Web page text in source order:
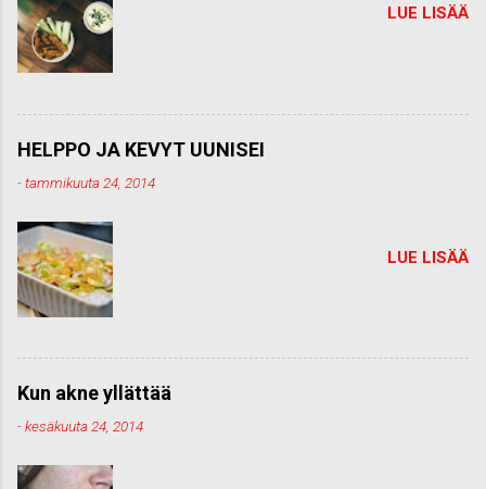
LUE LISÄÄ
HELPPO JA KEVYT UUNISEI
-tammikuuta 24, 2014
LUE LISÄÄ
Kun akne yllättää
-kesäkuuta 24, 2014